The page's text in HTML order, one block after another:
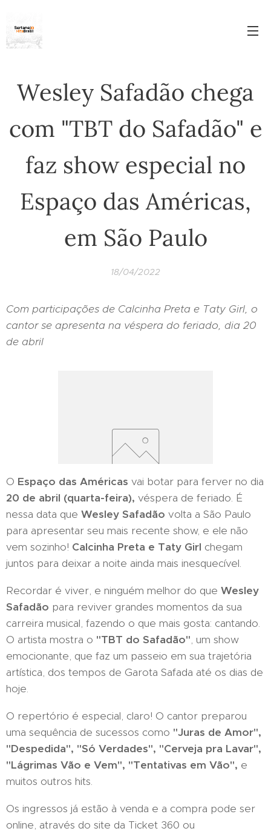
Wesley Safadão chega
com "TBT do Safadão" e
faz show especial no
Espaço das Américas,
em São Paulo
18/04/2022
Com participações de Calcinha Preta e Taty Girl, o
cantor se apresenta na véspera do feriado, dia 20
de abril
O Espaço das Américas vai botar para ferver no dia
20 de abril (quarta-feira), véspera de feriado. É
nessa data que Wesley Safadão volta a São Paulo
para apresentar seu mais recente show, e ele não
vem sozinho! Calcinha Preta e Taty Girl chegam
juntos para deixar a noite ainda mais inesquecível.
Recordar é viver, e ninguém melhor do que Wesley
Safadão para reviver grandes momentos da sua
carreira musical, fazendo o que mais gosta: cantando.
O artista mostra o "TBT do Safadão", um show
emocionante, que faz um passeio em sua trajetória
artística, dos tempos de Garota Safada até os dias de
hoje.
O repertório é especial, claro! O cantor preparou
uma sequência de sucessos como "Juras de Amor",
"Despedida", "Só Verdades", "Cerveja pra Lavar",
"Lágrimas Vão e Vem", "Tentativas em Vão", e
muitos outros hits.
Os ingressos já estão à venda e a compra pode ser
online, através do site da Ticket 360 ou